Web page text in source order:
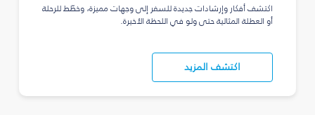
اكتشف أفكار وإرشادات جديدة للسفر إلى وجهات مميزة، وخطّط للرحلة
أو العطلة المثالية حتى ولو في اللحظة الأخيرة.
اكتشف المزيد